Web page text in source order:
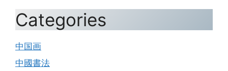
Categories
中国画
中國書法